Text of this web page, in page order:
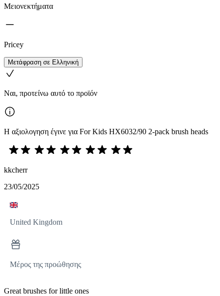
Μειονεκτήματα
Pricey
Μετάφραση σε Ελληνική
Ναι, προτείνω αυτό το προϊόν
Η αξιολογηση έγινε για For Kids HX6032/90 2-pack brush heads
kkcherr
23/05/2025
United Kingdom
Μέρος της προώθησης
Great brushes for little ones